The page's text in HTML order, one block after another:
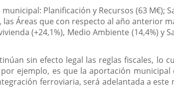
Planificación y Recursos (63 M€);
Áreas que con respecto al año anterior
(+24,1%), Medio Ambiente (14,4%) y
sin efecto legal las reglas fiscales, lo
ejemplo, es que la aportación
ferroviaria, será adelantada a